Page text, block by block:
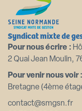
Syndicat mixte de
Pour nous écrire :
2 Quai Jean Moulin,
Pour venir nous voir :
Bretagne (4ème
contact@smgsn.fr